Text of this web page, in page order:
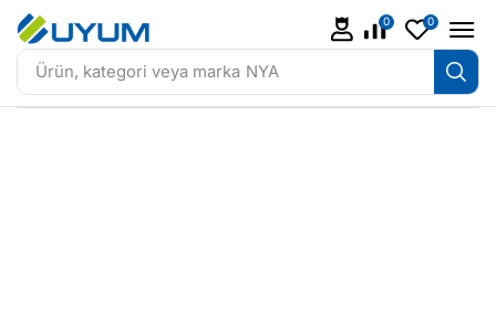
Ürün, kategori veya marka NYA
0 0